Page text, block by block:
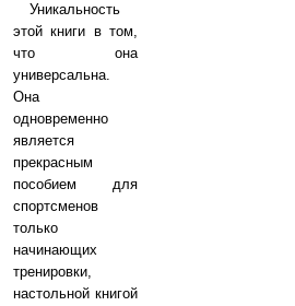
Уникальность
этой книги в том,
что она
универсальна.
Она
одновременно
является
прекрасным
пособием для
спортсменов
только
начинающих
тренировки,
настольной книгой